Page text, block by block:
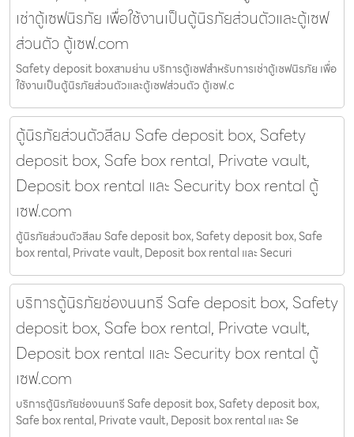
เช่าตู้เซฟนิรภัย เพื่อใช้งานเป็นตู้นิรภัยส่วนตัวและตู้เซฟ
ส่วนตัว ตู้เซฟ.com
Safety deposit boxสามย่าน บริการตู้เซฟสำหรับการเช่าตู้เซฟนิรภัย เพื่อ
ใช้งานเป็นตู้นิรภัยส่วนตัวและตู้เซฟส่วนตัว ตู้เซฟ.c
ตู้นิรภัยส่วนตัวสีลม Safe deposit box, Safety
deposit box, Safe box rental, Private vault,
Deposit box rental และ Security box rental ตู้
เซฟ.com
ตู้นิรภัยส่วนตัวสีลม Safe deposit box, Safety deposit box, Safe
box rental, Private vault, Deposit box rental และ Securi
บริการตู้นิรภัยช่องนนทรี Safe deposit box, Safety
deposit box, Safe box rental, Private vault,
Deposit box rental และ Security box rental ตู้
เซฟ.com
บริการตู้นิรภัยช่องนนทรี Safe deposit box, Safety deposit box,
Safe box rental, Private vault, Deposit box rental และ Se